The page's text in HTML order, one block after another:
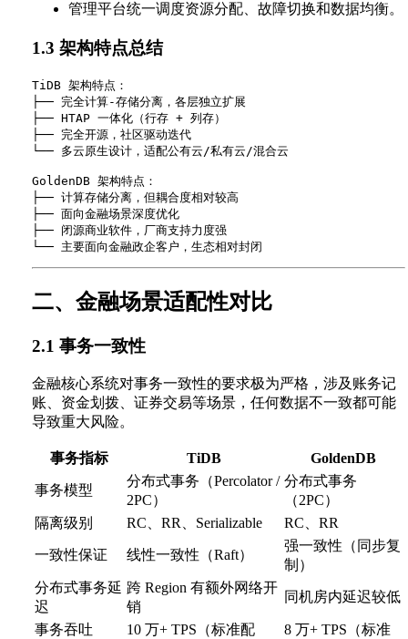
管理平台统一调度资源分配、故障切换和数据均衡。
1.3 架构特点总结
TiDB 架构特点：
├── 完全计算-存储分离，各层独立扩展
├── HTAP 一体化（行存 + 列存）
├── 完全开源，社区驱动迭代
└── 多云原生设计，适配公有云/私有云/混合云
GoldenDB 架构特点：
├── 计算存储分离，但耦合度相对较高
├── 面向金融场景深度优化
├── 闭源商业软件，厂商支持力度强
二、金融场景适配性对比
2.1 事务一致性
金融核心系统对事务一致性的要求极为严格，涉及账务记
账、资金划拨、证券交易等场景，任何数据不一致都可能
导致重大风险。
事务指标 TiDB GoldenDB
事务模型
分布式事务（Percolator /
2PC）
分布式事务
（2PC）
隔离级别
RC、RR、Serializable RC、RR
一致性保证 线性一致性（Raft）
强一致性（同步复
制）
分布式事务延
迟
跨 Region 有额外网络开
销
同机房内延迟较低
事务吞吐
10 万+ TPS（标准配
8 万+ TPS（标准